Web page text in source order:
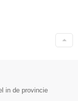
in de provincie